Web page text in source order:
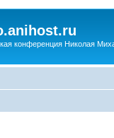
конференция Николая